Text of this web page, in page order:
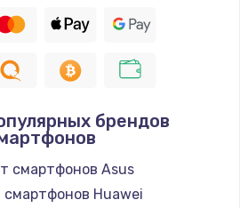
Заказать
подсветки
Заказать
ОС
1320 руб.
брендов
смартфонов Asus
смартфонов Huawei